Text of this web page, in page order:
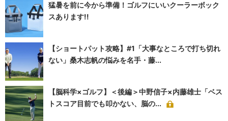
猛暑を前に今から準備！ゴルフにいいクーラーボック
スあります!!
【ショートパット攻略】#1「大事なところで打ち切れ
ない」桑木志帆の悩みを名手・藤...
【脳科学×ゴルフ】＜後編＞中野信子×内藤雄士「ベス
トスコア目前でも叩かない、脳の...